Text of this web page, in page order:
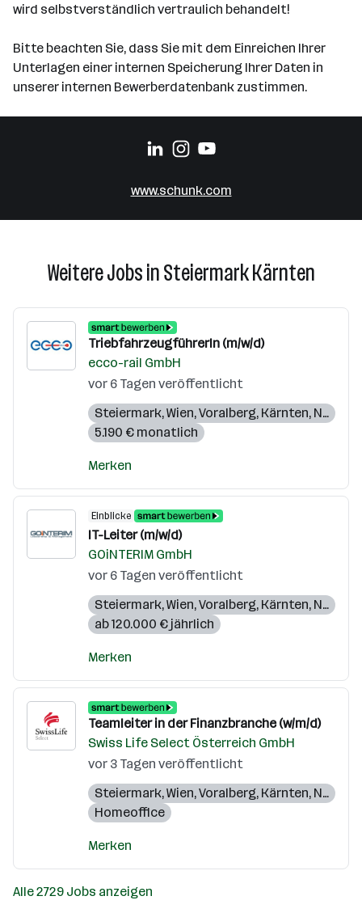
wird selbstverständlich vertraulich behandelt!
Bitte beachten Sie, dass Sie mit dem Einreichen Ihrer
Unterlagen einer internen Speicherung Ihrer Daten in
unserer internen Bewerberdatenbank zustimmen.
www.schunk.com
Weitere Jobs in Steiermark Kärnten
TriebfahrzeugführerIn (m/w/d)
ecco-rail GmbH
vor 6 Tagen veröffentlicht
Steiermark,Wien,Voralberg, Kärnten, Niederösterreich
5.190 € monatlich
Merken
Einblicke
IT-Leiter (m/w/d)
GOiNTERIM GmbH
vor 6 Tagen veröffentlicht
Steiermark,Wien,Voralberg, Kärnten, Niederösterreich
ab 120.000 € jährlich
Merken
Teamleiter in der Finanzbranche (w/m/d)
Swiss Life Select Österreich GmbH
vor 3 Tagen veröffentlicht
Steiermark,Wien,Voralberg, Kärnten, Niederösterreich
Homeoffice
Merken
Alle 2729 Jobs anzeigen